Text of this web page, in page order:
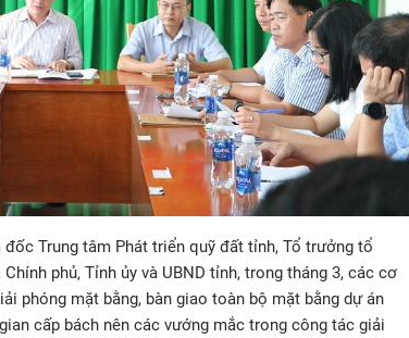
Trung tâm Phát triển quỹ đất tỉnh, Tổ trưởng tổ
phủ, Tỉnh ủy và UBND tỉnh, trong tháng 3, các cơ
phóng mặt bằng, bàn giao toàn bộ mặt bằng dự án
cấp bách nên các vướng mắc trong công tác giải